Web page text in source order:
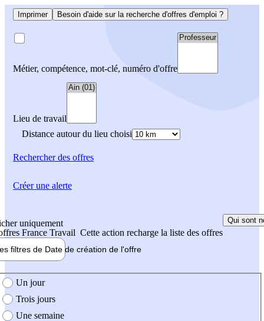
Imprimer Besoin d'aide sur la recherche d'offres d'emploi ?
Métier, compétence, mot-clé, numéro d'offre
Lieu de travail
Distance autour du lieu choisi
Rechercherdes offres
uniquement
France Travail Cette action recharge la liste des offres
Qui sont
filtres de Date de création de l'offre
création de l'offre
Un jour
Trois jours
Une semaine
Créer une alerte